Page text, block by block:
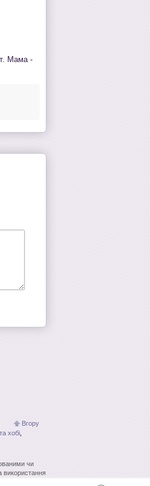
Мама -
Вгору
хобі
чи
використання